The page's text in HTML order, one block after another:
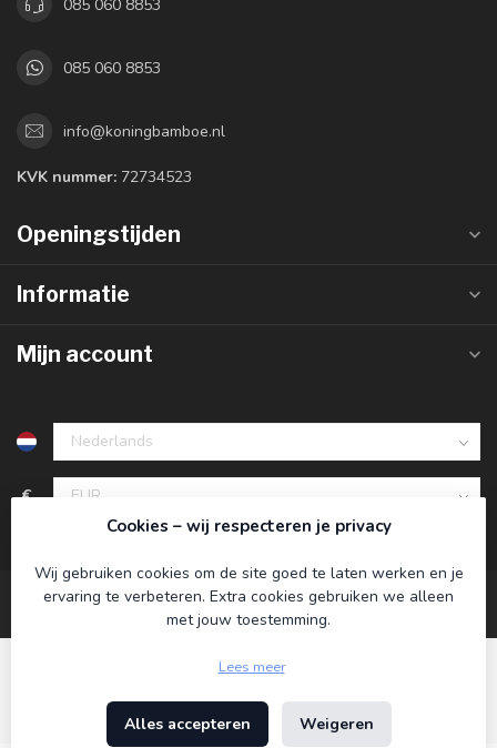
085 060 8853
085 060 8853
info@koningbamboe.nl
KVK nummer: 72734523
Openingstijden
Informatie
Mijn account
€
© Copyright 2026 Koning Bamboe - Powered by
Cookies – wij respecteren je privacy
Wij gebruiken cookies om de site goed te laten werken en je
ervaring te verbeteren. Extra cookies gebruiken we alleen
met jouw toestemming.
Lees meer
Alles accepteren Weigeren